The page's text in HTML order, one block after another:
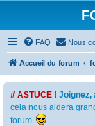
FAQ Nous
Accueil du forum
# ASTUCE ! Joignez,
cela nous aidera
forum.